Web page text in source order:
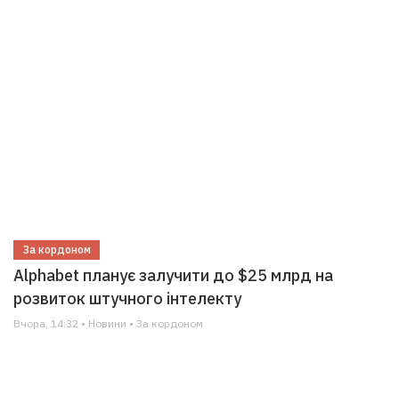
За кордоном
Alphabet планує залучити до $25 млрд на
розвиток штучного інтелекту
Вчора, 14:32 • Новини • За кордоном